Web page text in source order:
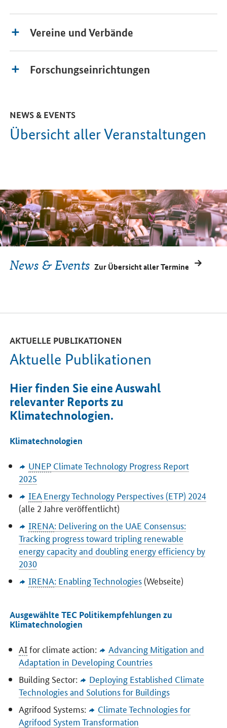
Vereine und Verbände
Forschungseinrichtungen
NEWS & EVENTS
Übersicht aller Veranstaltungen
News & Events Zur Übersicht aller Termine
AKTUELLE PUBLIKATIONEN
Aktuelle Publikationen
Hier finden Sie eine Auswahl
relevanter Reports zu
Klimatechnologien.
Klimatechnologien
UNEP Climate Technology Progress Report
2025
IEA Energy Technology Perspectives(ETP) 2024
(alle 2 Jahre veröffentlicht)
IRENA: Delivering on the UAE Consensus:
Tracking progress toward tripling renewable
energy capacity and doubling energy efficiency by
2030
IRENA: Enabling Technologies(Webseite)
Ausgewählte TEC Politikempfehlungen zu
Klimatechnologien
AIfor climate action:
Advancing Mitigation and
Adaptation in Developing Countries
Building Sector:
Deploying Established Climate
Technologies and Solutions for Buildings
Agrifood Systems:
Climate Technologies for
Agrifood System Transformation